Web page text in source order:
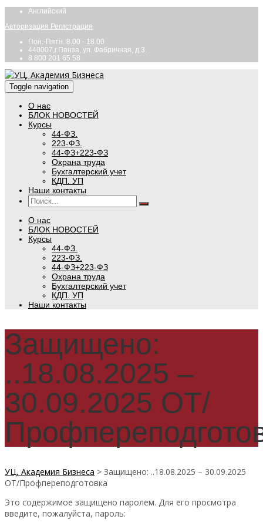
Английский
Авторизация Регистрация
Пон.-Пятн. 8.00 - 18.00
440007,г.Пенза, ул. Фабричная, д.3.
8 800 201 65 58
Toggle navigation
О нас
БЛОК НОВОСТЕЙ
Курсы
44-ФЗ.
223-ФЗ.
44-ФЗ+223-ФЗ
Охрана труда
Бухгалтерский учет
КДП. УП
Наши контакты
О нас
БЛОК НОВОСТЕЙ
Курсы
44-ФЗ.
223-ФЗ.
44-ФЗ+223-ФЗ
Охрана труда
Бухгалтерский учет
КДП. УП
Наши контакты
Защищено:
..18.08.2025 –
30.09.2025 ОТ/
УЦ, Академия Бизнеса > Защищено: ..18.08.2025 – 30.09.2025
ОТ/Профпереподготовка
Это содержимое защищено паролем. Для его просмотра
введите, пожалуйста, пароль: